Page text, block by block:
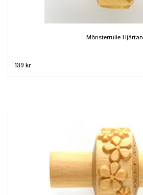
Mönsterrulle Hjärtan
139 kr